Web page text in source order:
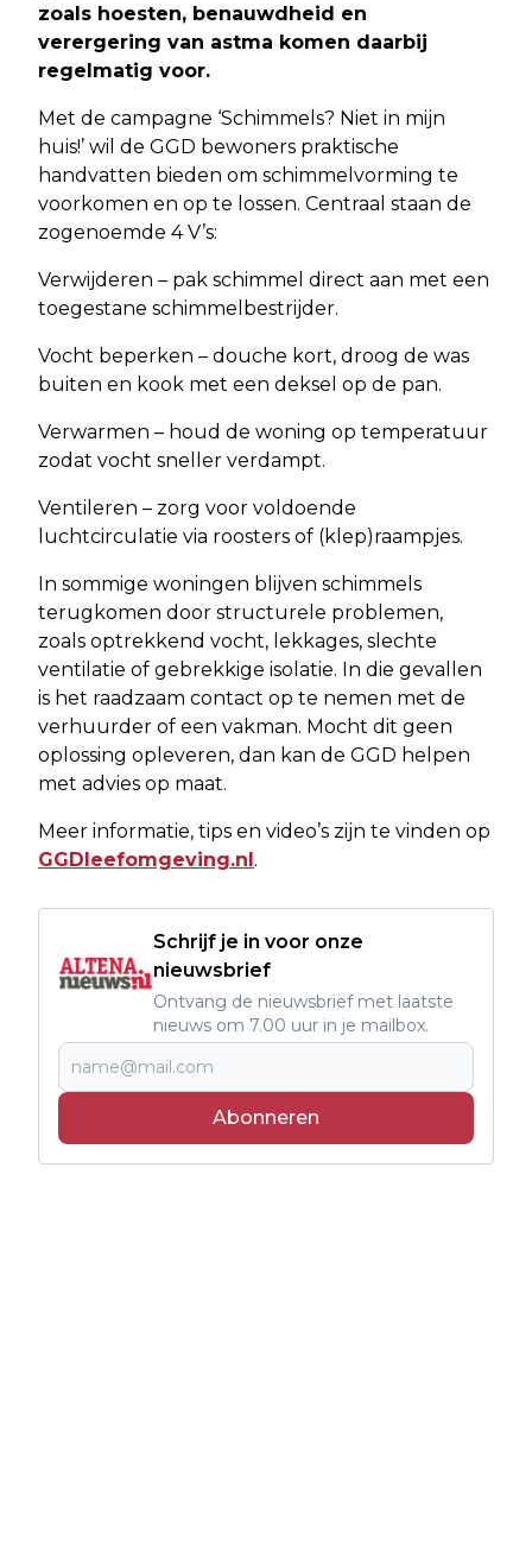
zoals hoesten, benauwdheid en
verergering van astma komen daarbij
regelmatig voor.
Met de campagne ‘Schimmels? Niet in mijn
huis!’ wil de GGD bewoners praktische
handvatten bieden om schimmelvorming te
voorkomen en op te lossen. Centraal staan de
zogenoemde 4 V’s:
Verwijderen – pak schimmel direct aan met een
toegestane schimmelbestrijder.
Vocht beperken – douche kort, droog de was
buiten en kook met een deksel op de pan.
Verwarmen – houd de woning op temperatuur
zodat vocht sneller verdampt.
Ventileren – zorg voor voldoende
luchtcirculatie via roosters of (klep)raampjes.
In sommige woningen blijven schimmels
terugkomen door structurele problemen,
zoals optrekkend vocht, lekkages, slechte
ventilatie of gebrekkige isolatie. In die gevallen
is het raadzaam contact op te nemen met de
verhuurder of een vakman. Mocht dit geen
oplossing opleveren, dan kan de GGD helpen
met advies op maat.
Meer informatie, tips en video’s zijn te vinden op
GGDleefomgeving.nl.
Schrijf je in voor onze
nieuwsbrief
Ontvang de nieuwsbrief met laatste
nieuws om 7.00 uur in je mailbox.
Abonneren